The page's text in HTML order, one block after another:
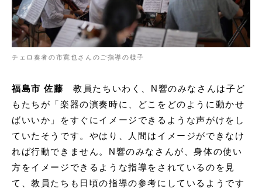
チェロ奏者の市寛也さんのご指導の様子
福島市 佐藤
教員たちいわく、N響のみなさんは子ど
もたちが「楽器の演奏時に、どこをどのように動かせ
ばいいか」をすぐにイメージできるような声がけをし
ていたそうです。やはり、人間はイメージができなけ
れば行動できません。N響のみなさんが、身体の使い
方をイメージできるような指導をされているのを見
て、教員たちも日頃の指導の参考にしているようです